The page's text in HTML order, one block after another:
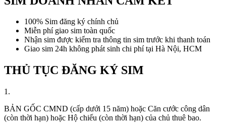
100% Sim đăng ký chính chủ
Miễn phí giao sim toàn quốc
Nhận sim được kiểm tra thông tin sim trước khi thanh toán
Giao sim 24h không phát sinh chi phí tại Hà Nội, HCM
THỦ TỤC ĐĂNG KÝ SIM
1.
BẢN GỐC CMND (cấp dưới 15 năm) hoặc Căn cước công dân
(còn thời hạn) hoặc Hộ chiếu (còn thời hạn) của chủ thuê bao.